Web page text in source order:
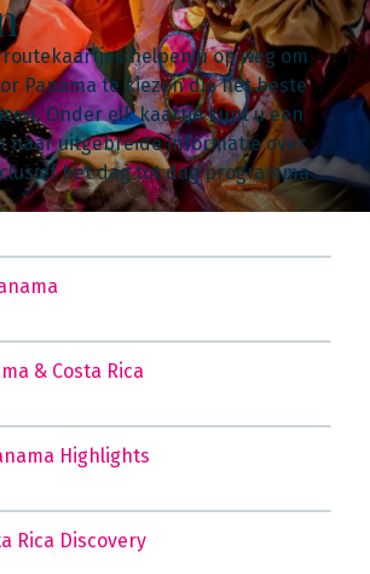
helpen u op weg om
Panama te kiezen die het beste
Onder elk kaartje kunt u een
naar uitgebreide informatie over
het dag tot dag programma
& Costa Rica
Highlights
Rica Discovery